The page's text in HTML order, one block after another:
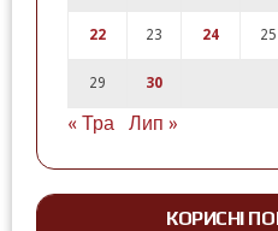
22 23 24 25
29 30
« Тра Лип »
КОРИСНІ